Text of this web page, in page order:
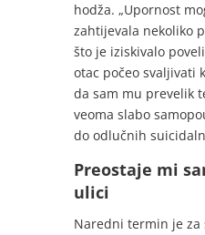
hodža. „Upornost
zahtijevala nekoliko
što je iziskivalo
otac počeo svaljivati
da sam mu prevelik
veoma slabo
do odlučnih
Preostaje mi
ulici
Naredni termin je za